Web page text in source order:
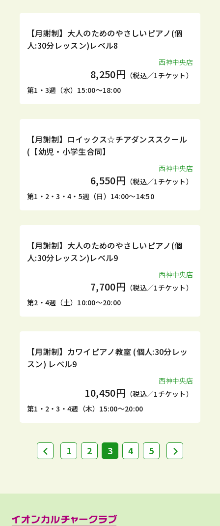
定期 体験
【月謝制】大人のためのやさしいピアノ(個
人:30分レッスン)レベル8
西神中央店
8,250円 （税込／1チケット）
第1・3週（水）15:00～18:00
定期 体験
【月謝制】ロイックス☆チアダンススクール
(【幼児・小学生合同】
西神中央店
6,550円 （税込／1チケット）
第1・2・3・4・5週（日）14:00～14:50
定期 体験
【月謝制】大人のためのやさしいピアノ(個
人:30分レッスン)レベル9
西神中央店
7,700円 （税込／1チケット）
第2・4週（土）10:00～20:00
定期 体験
【月謝制】カワイピアノ教室 (個人:30分レッ
スン) レベル9
西神中央店
10,450円 （税込／1チケット）
第1・2・3・4週（木）15:00～20:00
1 2 3 4 5